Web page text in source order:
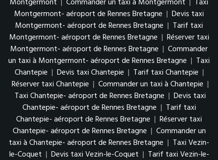
Montgermont- aéroport de Rennes Bretagne | Devis taxi
Montgermont- aéroport de Rennes Bretagne | Tarif taxi
Montgermont- aéroport de Rennes Bretagne | Réserver taxi
Montgermont- aéroport de Rennes Bretagne | Commander
un taxi à Montgermont- aéroport de Rennes Bretagne | Taxi
Chantepie | Devis taxi Chantepie | Tarif taxi Chantepie |
Réserver taxi Chantepie | Commander un taxi à Chantepie |
Taxi Chantepie- aéroport de Rennes Bretagne | Devis taxi
Chantepie- aéroport de Rennes Bretagne | Tarif taxi
Chantepie- aéroport de Rennes Bretagne | Réserver taxi
Chantepie- aéroport de Rennes Bretagne | Commander un
taxi à Chantepie- aéroport de Rennes Bretagne | Taxi Vezin-
le-Coquet | Devis taxi Vezin-le-Coquet | Tarif taxi Vezin-le-